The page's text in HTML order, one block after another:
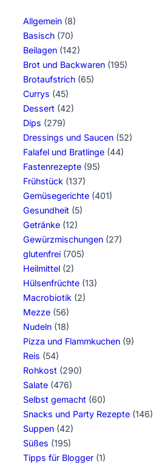
Allgemein (8)
Basisch (70)
Beilagen (142)
Brot und Backwaren (195)
Brotaufstrich (65)
Currys (45)
Dessert (42)
Dips (279)
Dressings und Saucen (52)
Falafel und Bratlinge (44)
Fastenrezepte (95)
Frühstück (137)
Gemüsegerichte (401)
Gesundheit (5)
Getränke (12)
Gewürzmischungen (27)
glutenfrei (705)
Heilmittel (2)
Hülsenfrüchte (13)
Macrobiotik (2)
Mezze (56)
Nudeln (18)
Pizza und Flammkuchen (9)
Reis (54)
Rohkost (290)
Salate (476)
Selbst gemacht (60)
Snacks und Party Rezepte (146)
Suppen (42)
Süßes (195)
Tipps für Blogger (1)